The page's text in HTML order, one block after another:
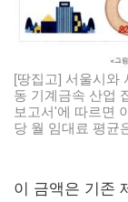
[땅집고] 서울시와
동 기계금속 산업
보고서'에 따르면
당 월 임대료 평균
이 금액은 기존